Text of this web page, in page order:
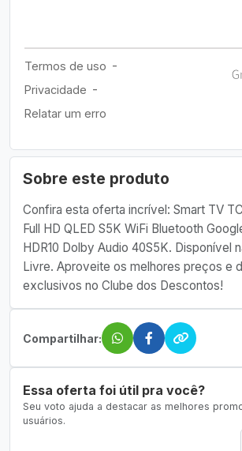
Sobre este produto
Confira esta oferta incrível: Smart TV
Full HD QLED S5K WiFi Bluetooth
HDR10 Dolby Audio 40S5K. Disponível
Livre. Aproveite os melhores preços e
exclusivos no Clube dos Descontos!
Compartilhar:
Essa oferta foi útil pra você?
Seu voto ajuda a destacar as melhores
usuários.